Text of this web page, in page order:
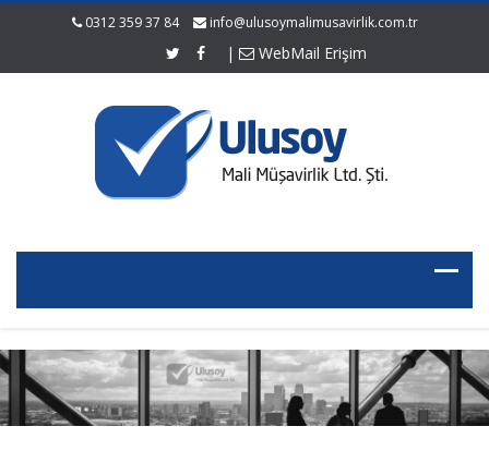
0312 359 37 84 info@ulusoymalimusavirlik.com.tr
| WebMail Erişim